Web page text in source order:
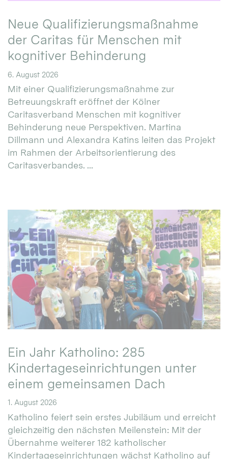
Neue Qualifizierungsmaßnahme
der Caritas für Menschen mit
kognitiver Behinderung
6. August 2026
Mit einer Qualifizierungsmaßnahme zur
Betreuungskraft eröffnet der Kölner
Caritasverband Menschen mit kognitiver
Behinderung neue Perspektiven. Martina
Dillmann und Alexandra Katins leiten das Projekt
im Rahmen der Arbeitsorientierung des
Caritasverbandes. ...
Ein Jahr Katholino: 285
Kindertageseinrichtungen unter
einem gemeinsamen Dach
1. August 2026
Katholino feiert sein erstes Jubiläum und erreicht
gleichzeitig den nächsten Meilenstein: Mit der
Übernahme weiterer 182 katholischer
Kindertageseinrichtungen wächst Katholino auf